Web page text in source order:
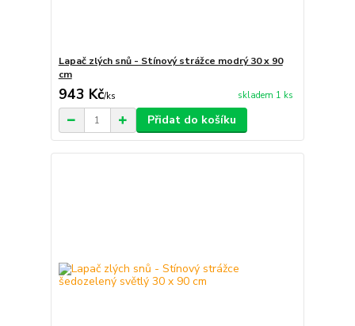
Lapač zlých snů - Stínový strážce modrý 30 x 90
cm
943 Kč/ks skladem 1 ks
Přidat do košíku